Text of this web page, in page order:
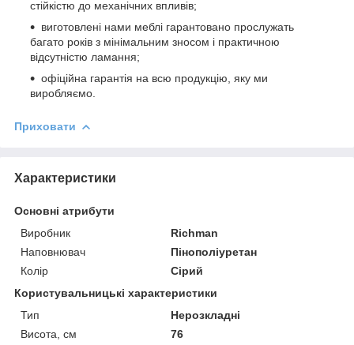
стійкістю до механічних впливів;
виготовлені нами меблі гарантовано прослужать
багато років з мінімальним зносом і практичною
відсутністю ламання;
офіційна гарантія на всю продукцію, яку ми
виробляємо.
Приховати
Характеристики
Основні атрибути
Виробник
Richman
Наповнювач
Пінополіуретан
Колір
Сірий
Користувальницькі характеристики
Тип
Нерозкладні
Висота, см
76